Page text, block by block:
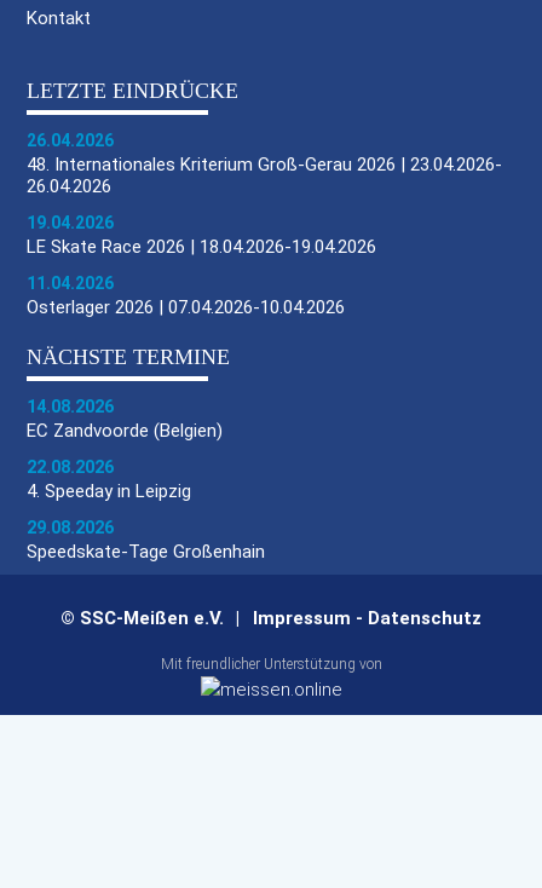
Kontakt
LETZTE EINDRÜCKE
26.04.2026
48. Internationales Kriterium Groß-Gerau 2026 | 23.04.2026-
26.04.2026
19.04.2026
LE Skate Race 2026 | 18.04.2026-19.04.2026
11.04.2026
Osterlager 2026 | 07.04.2026-10.04.2026
NÄCHSTE TERMINE
14.08.2026
EC Zandvoorde (Belgien)
22.08.2026
4. Speeday in Leipzig
29.08.2026
Speedskate-Tage Großenhain
© SSC-Meißen e.V. Impressum - Datenschutz
Mit freundlicher Unterstützung von